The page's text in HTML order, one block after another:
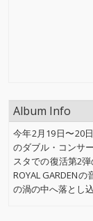
Album Info
今年2月19日〜20
のダブル・コンサ
スタでの復活第2弾
ROYAL GARDEN
の渦の中へ落とし